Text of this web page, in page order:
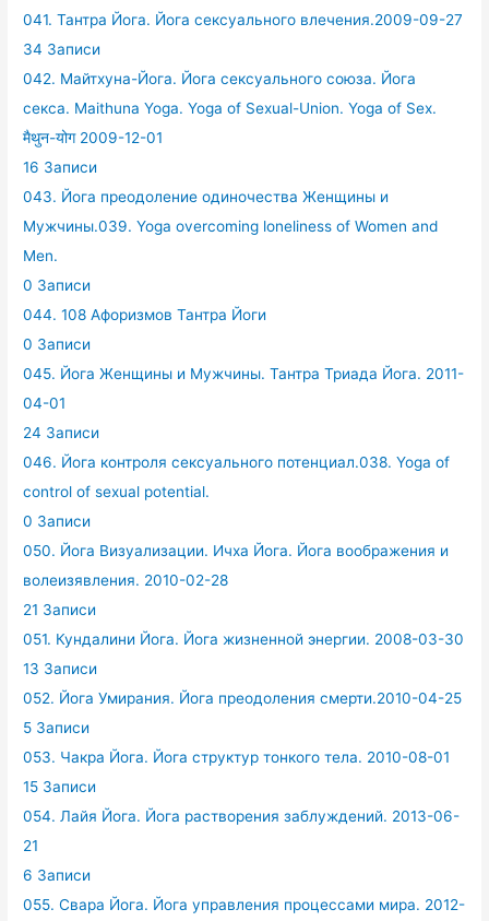
041. Тантра Йога. Йога сексуального влечения.2009-09-27
34 Записи
042. Майтхуна-Йога. Йога сексуального союза. Йога
секса. Maithuna Yoga. Yoga of Sexual-Union. Yoga of Sex.
मैथुन-योग 2009-12-01
16 Записи
043. Йога преодоление одиночества Женщины и
Мужчины.039. Yoga overcoming loneliness of Women and
Men.
0 Записи
044. 108 Афоризмов Тантра Йоги
0 Записи
045. Йога Женщины и Мужчины. Тантра Триада Йога. 2011-
04-01
24 Записи
046. Йога контроля сексуального потенциал.038. Yoga of
control of sexual potential.
0 Записи
050. Йога Визуализации. Ичха Йога. Йога воображения и
волеизявления. 2010-02-28
21 Записи
051. Кундалини Йога. Йога жизненной энергии. 2008-03-30
13 Записи
052. Йога Умирания. Йога преодоления смерти.2010-04-25
5 Записи
053. Чакра Йога. Йога структур тонкого тела. 2010-08-01
15 Записи
054. Лайя Йога. Йога растворения заблуждений. 2013-06-
21
6 Записи
055. Свара Йога. Йога управления процессами мира. 2012-